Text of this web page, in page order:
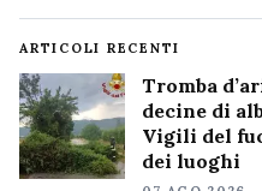
ARTICOLI RECENTI
Tromba
decine di
Vigili del
dei luoghi